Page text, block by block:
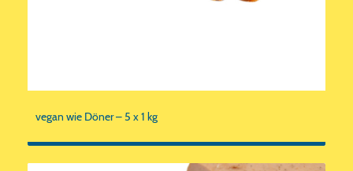
vegan wie Döner – 5 x 1 kg